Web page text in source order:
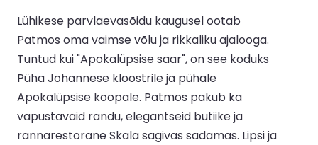
Lühikese parvlaevasõidu kaugusel ootab
Patmos oma vaimse võlu ja rikkaliku ajalooga.
Tuntud kui "Apokalüpsise saar", on see koduks
Püha Johannese kloostrile ja pühale
Apokalüpsise koopale. Patmos pakub ka
vapustavaid randu, elegantseid butiike ja
rannarestorane Skala sagivas sadamas. Lipsi ja